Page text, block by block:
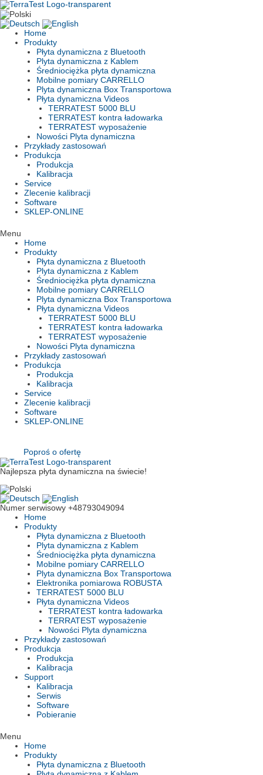
Skip
to
content
Home
Produkty
Płyta dynamiczna z Bluetooth
Plyta dynamiczna z Kablem
Średniociężka płyta dynamiczna
Mobilne pomiary CARRELLO
Plyta dynamiczna Box Transportowa
Płyta dynamiczna Videos
TERRATEST 5000 BLU
TERRATEST kontra ładowarka
TERRATEST wyposażenie
Nowości Plyta dynamiczna
Przykłady zastosowań
Produkcja
Produkcja
Kalibracja
Service
Zlecenie kalibracji
Software
SKLEP-ONLINE
Menu
Home
Produkty
Płyta dynamiczna z Bluetooth
Plyta dynamiczna z Kablem
Średniociężka płyta dynamiczna
Mobilne pomiary CARRELLO
Plyta dynamiczna Box Transportowa
Płyta dynamiczna Videos
TERRATEST 5000 BLU
TERRATEST kontra ładowarka
TERRATEST wyposażenie
Nowości Plyta dynamiczna
Przykłady zastosowań
Produkcja
Produkcja
Kalibracja
Service
Zlecenie kalibracji
Software
SKLEP-ONLINE
Poproś o ofertę
Najlepsza płyta dynamiczna na świecie!
Numer serwisowy +48793049094
Home
Produkty
Płyta dynamiczna z Bluetooth
Plyta dynamiczna z Kablem
Średniociężka płyta dynamiczna
Mobilne pomiary CARRELLO
Plyta dynamiczna Box Transportowa
Elektronika pomiarowa ROBUSTA
TERRATEST 5000 BLU
Płyta dynamiczna Videos
TERRATEST kontra ładowarka
TERRATEST wyposażenie
Nowości Plyta dynamiczna
Przykłady zastosowań
Produkcja
Produkcja
Kalibracja
Support
Kalibracja
Serwis
Software
Pobieranie
Menu
Home
Produkty
Płyta dynamiczna z Bluetooth